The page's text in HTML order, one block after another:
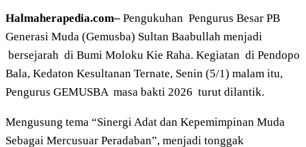
Halmaherapedia.com– Pengukuhan Pengurus Besar PB
Generasi Muda (Gemusba) Sultan Baabullah menjadi
bersejarah di Bumi Moloku Kie Raha. Kegiatan di Pendopo
Bala, Kedaton Kesultanan Ternate, Senin (5/1) malam itu,
Pengurus GEMUSBA masa bakti 2026 turut dilantik.
Mengusung tema “Sinergi Adat dan Kepemimpinan Muda
Sebagai Mercusuar Peradaban”, menjadi tonggak